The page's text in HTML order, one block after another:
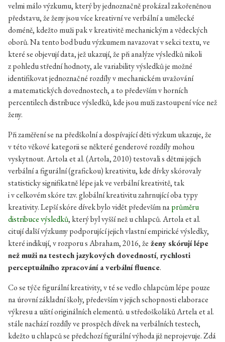
velmi málo výzkumu, který by jednoznačně prokázal zakořeněnou
představu, že ženy jsou více kreativní ve verbální a umělecké
doméně, kdežto muži pak v kreativitě mechanickým a vědeckých
oborů. Na tento bod budu výzkumem navazovat v sekci textu, ve
které se objevují data, jež ukazují, že při analýze výsledků nikoli
z pohledu střední hodnoty, ale variability výsledků je možné
identifikovat jednoznačné rozdíly v mechanickém uvažování
a matematických dovednostech, a to především v horních
percentilech distribuce výsledků, kde jsou muži zastoupení více než
ženy.
Při zaměření se na předškolní a dospívající děti výzkum ukazuje, že
v této věkové kategorii se některé genderové rozdíly mohou
vyskytnout. Artola et al. (Artola, 2010) testovali s dětmi jejich
verbální a figurální (grafickou) kreativitu, kde dívky skórovaly
statisticky signifikatně lépe jak ve verbální kreativitě, tak
i v celkovém skóre tzv. globální kreativitu zahrnující oba typy
kreativity. Lepší skóre dívek bylo vidět především naprůměru
distribuce výsledků, který byl vyšší než u chlapců. Artola et al.
citují další výzkumy podporující jejich vlastní empirické výsledky,
které indikují, v rozporu s Abraham, 2016, že ženy skórují lépe
než muži na testech jazykových dovedností, rychlosti
perceptuálního zpracování a verbální fluence.
Co se týče figurální kreativity, v té se vedlo chlapcům lépe pouze
na úrovní základní školy, především v jejich schopnosti elaborace
výkresu a užití originálních elementů. u středoškoláků Artela et al.
stále nachází rozdíly ve prospěch dívek na verbálních testech,
kdežto u chlapců se předchozí figurální výhoda již neprojevuje. Zdá